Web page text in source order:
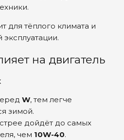
для тёплого климата и
на двигатель
W, тем легче
зимой.
дойдёт до самых
чем 10W-40.